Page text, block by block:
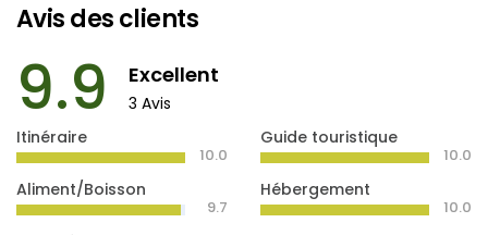
Avis des clients
9.9 Excellent
3 Avis
Itinéraire
10.0
Aliment/Boisson
9.7
Guide touristique
10.0
Hébergement
10.0